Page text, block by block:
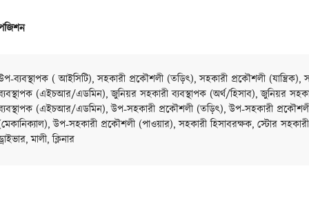
ব্যবস্থাপক ( আইসিটি), সহকারী প্রকৌশলী (তড়িৎ), সহকারী প্রকৌশলী (যান্ত্রিক),
(এইচআর/এডমিন), জুনিয়র সহকারী ব্যবস্থাপক (অর্থ/হিসাব), জুনিয়র
(এইচআর/এডমিন), উপ-সহকারী প্রকৌশলী (তড়িৎ), উপ-সহকারী
উপ-সহকারী প্রকৌশলী (পাওয়ার), সহকারী হিসাবরক্ষক, স্টোর
মালী, ক্লিনার